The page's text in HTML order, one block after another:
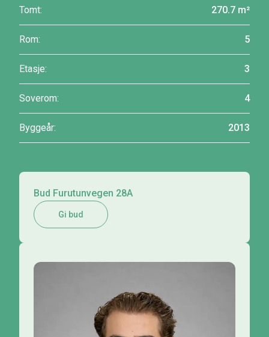
Tomt: 270.7 m²
Rom: 5
Etasje: 3
Soverom: 4
Byggeår: 2013
Bud Furutunvegen 28A
Gi bud